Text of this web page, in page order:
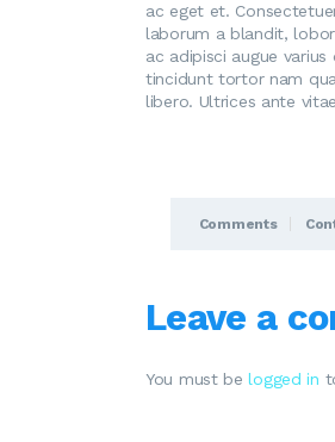
ac eget et.
laborum a blandit,
ac adipisci augue
tincidunt tortor nam
libero. Ultrices ante
Comments
Leave a
You must belogged in